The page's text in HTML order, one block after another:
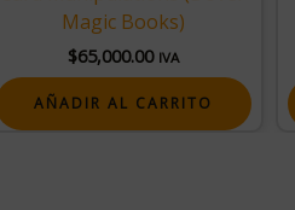
Magic Books)
$65,000.00 IVA
AÑADIR AL CARRITO